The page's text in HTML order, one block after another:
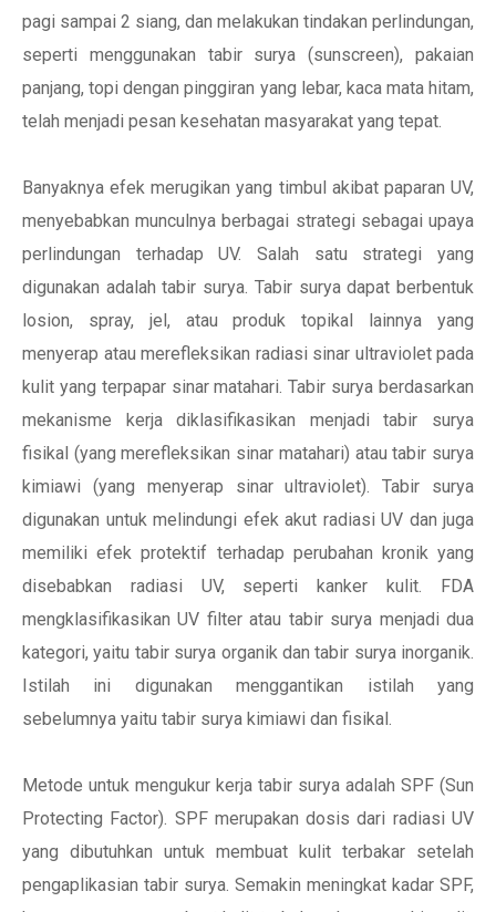
pagi sampai 2 siang, dan melakukan tindakan perlindungan,
seperti menggunakan tabir surya (sunscreen), pakaian
panjang, topi dengan pinggiran yang lebar, kaca mata hitam,
telah menjadi pesan kesehatan masyarakat yang tepat.
Banyaknya efek merugikan yang timbul akibat paparan UV,
menyebabkan munculnya berbagai strategi sebagai upaya
perlindungan terhadap UV. Salah satu strategi yang
digunakan adalah tabir surya. Tabir surya dapat berbentuk
losion, spray, jel, atau produk topikal lainnya yang
menyerap atau merefleksikan radiasi sinar ultraviolet pada
kulit yang terpapar sinar matahari. Tabir surya berdasarkan
mekanisme kerja diklasifikasikan menjadi tabir surya
fisikal (yang merefleksikan sinar matahari) atau tabir surya
kimiawi (yang menyerap sinar ultraviolet). Tabir surya
digunakan untuk melindungi efek akut radiasi UV dan juga
memiliki efek protektif terhadap perubahan kronik yang
disebabkan radiasi UV, seperti kanker kulit. FDA
mengklasifikasikan UV filter atau tabir surya menjadi dua
kategori, yaitu tabir surya organik dan tabir surya inorganik.
Istilah ini digunakan menggantikan istilah yang
sebelumnya yaitu tabir surya kimiawi dan fisikal.
Metode untuk mengukur kerja tabir surya adalah SPF (Sun
Protecting Factor). SPF merupakan dosis dari radiasi UV
yang dibutuhkan untuk membuat kulit terbakar setelah
pengaplikasian tabir surya. Semakin meningkat kadar SPF,